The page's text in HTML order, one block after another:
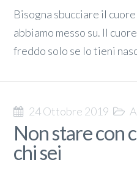
Bisogna sbucciare il
abbiamo messo su. Il
freddo solo se lo tieni
24 Ottobre 2019
Non stare con
chi sei